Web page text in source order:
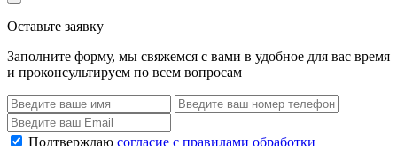
Оставьте заявку
Заполните форму, мы свяжемся с вами в удобное для вас время
и проконсультируем по всем вопросам
Подтверждаю согласие с правилами обработки